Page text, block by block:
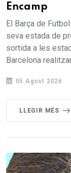
Encamp
El Barça de
seva estada de
sortida a les
Barcelona
05 Agost 2026
LLEGIR MÉS